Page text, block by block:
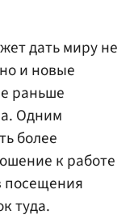
дать миру не
и новые
раньше
Одним
более
к работе
посещения
туда.